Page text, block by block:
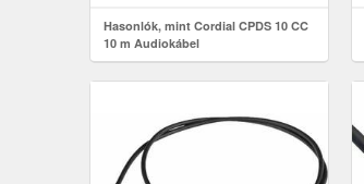
Hasonlók, mint Cordial CPDS 10 CC
10 m Audiokábel